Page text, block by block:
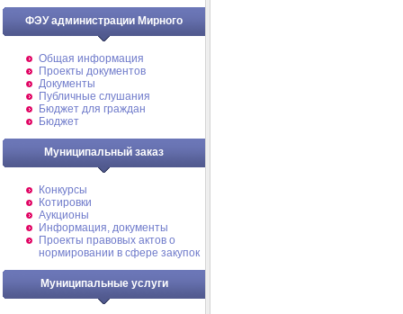
ФЭУ администрации Мирного
Общая информация
Проекты документов
Документы
Публичные слушания
Бюджет для граждан
Бюджет
Муниципальный заказ
Конкурсы
Котировки
Аукционы
Информация, документы
Проекты правовых актов о
нормировании в сфере закупок
Муниципальные услуги